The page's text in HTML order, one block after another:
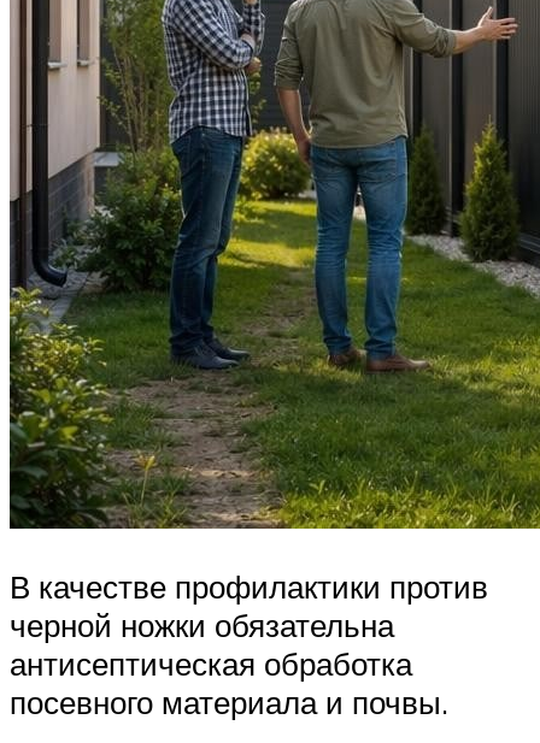
В качестве профилактики против
черной ножки обязательна
антисептическая обработка
посевного материала и почвы.